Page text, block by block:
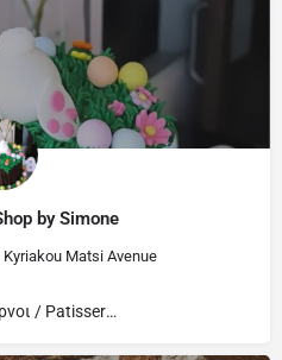
by Simone
Kyriakou Matsi Avenue
Ζαχαροπλαστεία - Φούρνοι / Patisseries - Bakeries